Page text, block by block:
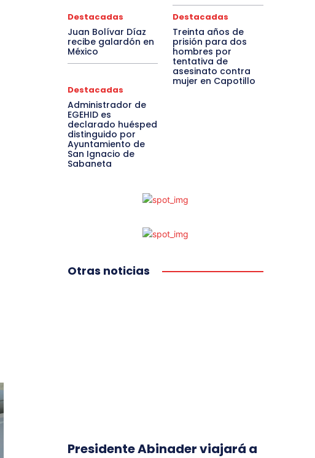
Destacadas
Juan Bolívar Díaz
recibe galardón en
México
Destacadas
Treinta años de
prisión para dos
hombres por
tentativa de
asesinato contra
mujer en Capotillo
Destacadas
Administrador de
EGEHID es
declarado huésped
distinguido por
Ayuntamiento de
San Ignacio de
Sabaneta
Otras noticias
Presidente Abinader viajará a